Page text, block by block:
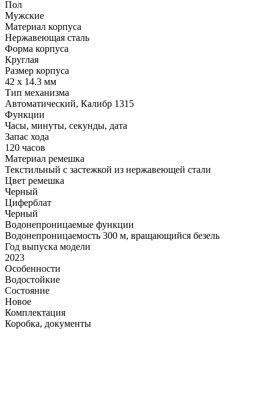
Пол
Мужские
Материал корпуса
Нержавеющая сталь
Форма корпуса
Круглая
Размер корпуса
42 х 14.3 мм
Тип механизма
Автоматический, Калибр 1315
Функции
Часы, минуты, секунды, дата
Запас хода
120 часов
Материал ремешка
Текстильный с застежкой из нержавеющей стали
Цвет ремешка
Черный
Циферблат
Черный
Водонепроницаемые функции
Водонепроницаемость 300 м, вращающийся безель
Год выпуска модели
2023
Особенности
Водостойкие
Состояние
Новое
Комплектация
Коробка, документы